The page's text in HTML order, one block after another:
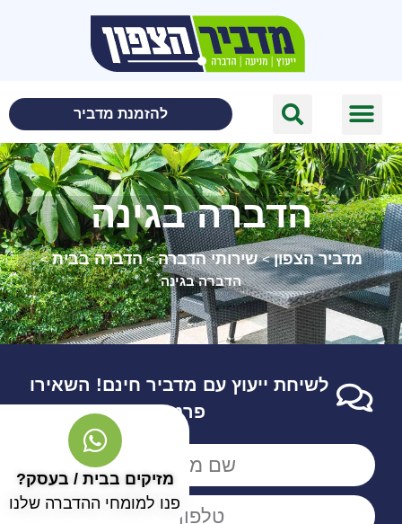
להזמנת מדביר
הדברה בגינה
מדביר הצפון>שירותי הדברה>הדברה בבית>
הדברה בגינה
לשיחת ייעוץ עם מדביר חינם! השאירו
פרטים
מזיקים בבית / בעסק?
פנו למומחי ההדברה שלנו